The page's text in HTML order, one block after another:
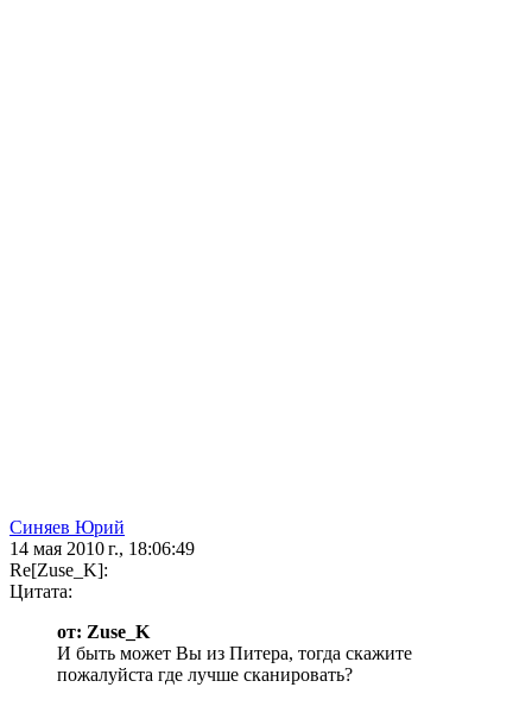
Синяев Юрий
14 мая 2010 г., 18:06:49
Re[Zuse_K]:
Цитата:
от: Zuse_K
И быть может Вы из Питера, тогда скажите
пожалуйста где лучше сканировать?